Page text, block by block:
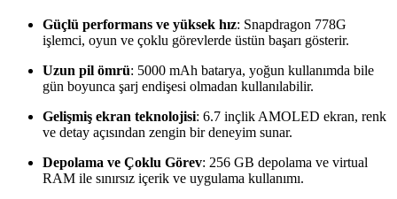
Güçlü performans ve yüksek hız: Snapdragon 778G
işlemci, oyun ve çoklu görevlerde üstün başarı gösterir.
Uzun pil ömrü: 5000 mAh batarya, yoğun kullanımda bile
gün boyunca şarj endişesi olmadan kullanılabilir.
Gelişmiş ekran teknolojisi: 6.7 inçlik AMOLED ekran, renk
ve detay açısından zengin bir deneyim sunar.
Depolama ve Çoklu Görev: 256 GB depolama ve virtual
RAM ile sınırsız içerik ve uygulama kullanımı.